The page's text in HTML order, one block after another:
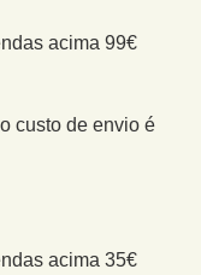
acima 99€
custo de envio é
acima 35€